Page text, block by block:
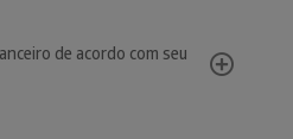
de acordo com seu